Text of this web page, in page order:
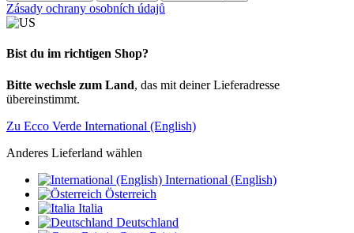
Zásady ochrany osobních údajů
Bist du im richtigen Shop?
Bitte wechsle zum Land, das mit deiner Lieferadresse
übereinstimmt.
Zu Ecco Verde International (English)
Anderes Lieferland wählen
International (English)
Österreich
Italia
Deutschland